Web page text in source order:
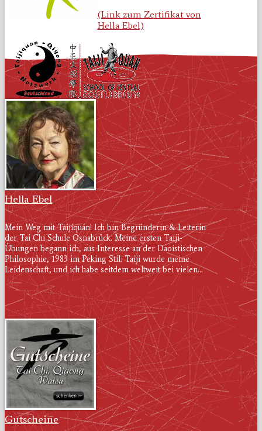
(Link zum Zertifikat von
Hella Ebel)
Hella Ebel
Mein Weg mit Tàijíquán! Ich bin Begründerin & Leiterin
der Tai Chi Schule Osnabrück. Meine ersten Taiji-
Übungen begann ich, aus Interesse an der Daoistischen
Philosophie, 1983 im Peking Stil. Taiji wurde meine
Leidenschaft, und ich habe seitdem weltweit bei vielen...
Gutscheine